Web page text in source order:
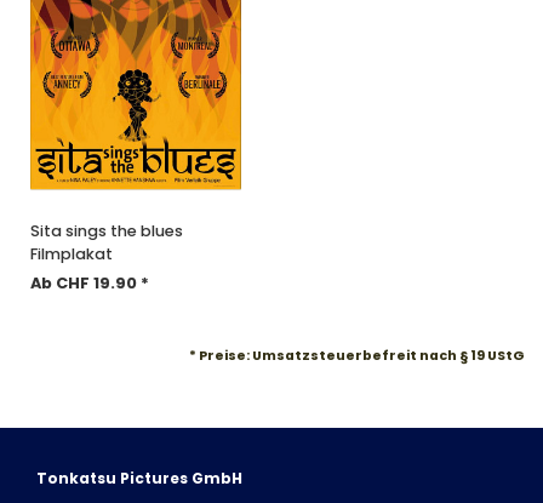
Sita sings the blues
Filmplakat
Ab CHF 19.90 *
* Preise: Umsatzsteuerbefreit nach § 19 UStG
Tonkatsu Pictures GmbH